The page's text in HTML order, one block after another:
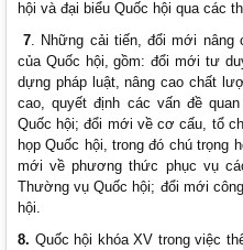
hội và đại biểu Quốc hội qua các
7 . Những cải tiến, đổi mới
của Quốc hội, gồm: đổi mới tư
dựng pháp luật, nâng cao chất
cao, quyết định các vấn đề
Quốc hội; đổi mới về cơ cấu, tổ
họp Quốc hội, trong đó chú trọng
mới về phương thức phục vụ
Thường vụ Quốc hội; đổi mới
hội.
8. Quốc hội khóa XV trong việc